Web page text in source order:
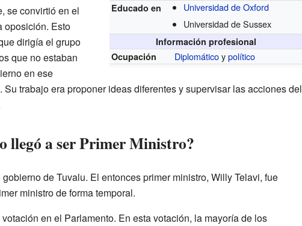
Educado en
Universidad de Oxford
Universidad de Sussex
Información profesional
Ocupación
Diplomáticoypolítico
se convirtió en el
oposición. Esto
dirigía el grupo
que no estaban
en ese
Su trabajo era proponer ideas diferentes y supervisar las acciones del
llegó a ser Primer Ministro?
de Tuvalu. El entonces primer ministro, Willy Telavi, fue
ministro de forma temporal.
en el Parlamento. En esta votación, la mayoría de los